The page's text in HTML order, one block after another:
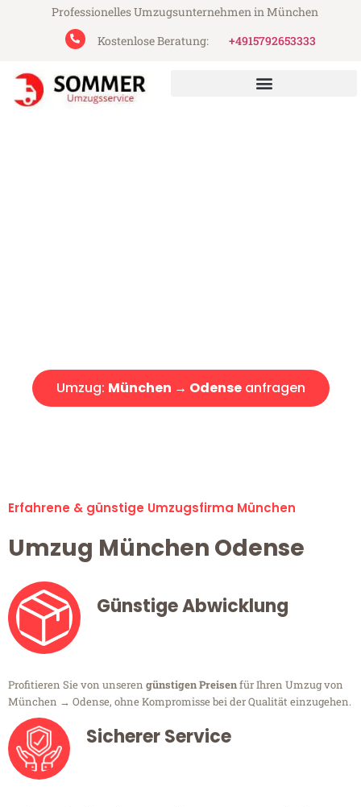
Professionelles Umzugsunternehmen in München
Kostenlose Beratung:
+4915792653333
Umzug: München → Odenseanfragen
Erfahrene & günstige Umzugsfirma München
Umzug München Odense
Günstige Abwicklung
Profitieren Sie von unseren günstigen Preisenfür Ihren Umzug von
München → Odense, ohne Kompromisse bei der Qualität einzugehen.
Sicherer Service